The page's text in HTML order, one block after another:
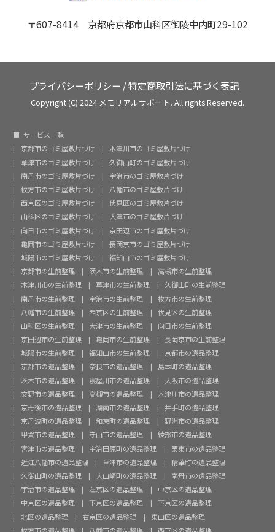
〒607-8414 京都府京都市山科区御陵中内町29-102
プライバシーポリシー /特定商取引法に基づく表記
Copyright (C) 2024 メモリアルサポート. All rights Reserved.
サービス一覧
京都市のゴミ屋敷片づけ
木津川市のゴミ屋敷片づけ
草津市のゴミ屋敷片づけ
久御山町のゴミ屋敷片づけ
南丹市のゴミ屋敷片づけ
宇治市のゴミ屋敷片づけ
枚方市のゴミ屋敷片づけ
八幡市のゴミ屋敷片づけ
西京区のゴミ屋敷片づけ
伏見区のゴミ屋敷片づけ
山科区のゴミ屋敷片づけ
大津市のゴミ屋敷片づけ
向日市のゴミ屋敷片づけ
京田辺市のゴミ屋敷片づけ
亀岡市のゴミ屋敷片づけ
長岡京市のゴミ屋敷片づけ
城陽市のゴミ屋敷片づけ
福知山市のゴミ屋敷片づけ
京都市の生前整理
茨木市の生前整理
高槻市の生前整理
木津川市の生前整理
草津市の生前整理
久御山町の生前整理
南丹市の生前整理
宇治市の生前整理
枚方市の生前整理
八幡市の生前整理
西京区の生前整理
伏見区の生前整理
山科区の生前整理
大津市の生前整理
向日市の生前整理
京田辺市の生前整理
亀岡市の生前整理
長岡京市の生前整理
城陽市の生前整理
福知山市の生前整理
京都市の遺品整理
京都市の遺品整理
奈良市の遺品整理
島本町の遺品整理
茨木市の遺品整理
寝屋川市の遺品整理
大阪市の遺品整理
交野市の遺品整理
高槻市の遺品整理
木津川市の遺品整理
京丹後市の遺品整理
湖南市の遺品整理
井手町の遺品整理
京丹波町の遺品整理
和束町の遺品整理
野洲市の遺品整理
甲賀市の遺品整理
守山市の遺品整理
綾部市の遺品整理
宮津市の遺品整理
宇治田原町の遺品整理
栗東市の遺品整理
近江八幡市の遺品整理
草津市の遺品整理
精華町の遺品整理
久御山町の遺品整理
大山崎町の遺品整理
南丹市の遺品整理
宇治市の遺品整理
左京区の遺品整理
中京区の遺品整理
中京区の遺品整理
下京区の遺品整理
下京区の遺品整理
北区の遺品整理
右京区の遺品整理
東山区の遺品整理
枚方市の遺品整理
八幡市の遺品整理 西京区の遺品整理